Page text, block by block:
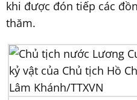
khi được đón tiếp các
thăm.